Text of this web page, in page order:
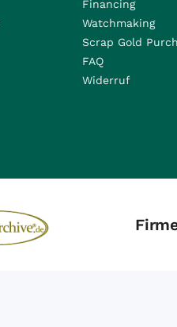
Financing
Watchmaking
Scrap Gold
FAQ
Widerruf